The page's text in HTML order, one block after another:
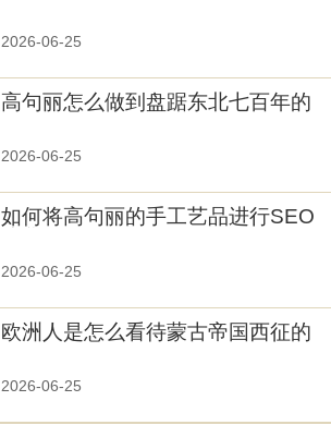
2026-06-25
高句丽怎么做到盘踞东北七百年的
2026-06-25
如何将高句丽的手工艺品进行SEO
2026-06-25
欧洲人是怎么看待蒙古帝国西征的
2026-06-25